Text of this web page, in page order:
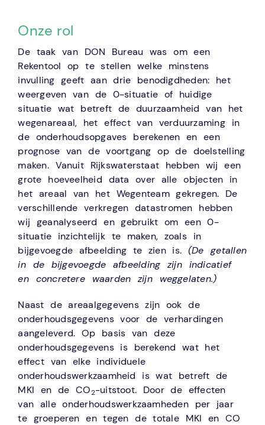
Onze rol
De taak van DON Bureau was om een
Rekentool op te stellen welke minstens
invulling geeft aan drie benodigdheden: het
weergeven van de 0-situatie of huidige
situatie wat betreft de duurzaamheid van het
wegenareaal, het effect van verduurzaming in
de onderhoudsopgaves berekenen en een
prognose van de voortgang op de doelstelling
maken. Vanuit Rijkswaterstaat hebben wij een
grote hoeveelheid data over alle objecten in
het areaal van het Wegenteam gekregen. De
verschillende verkregen datastromen hebben
wij geanalyseerd en gebruikt om een 0-
situatie inzichtelijk te maken, zoals in
bijgevoegde afbeelding te zien is. (De getallen
in de bijgevoegde afbeelding zijn indicatief
en concretere waarden zijn weggelaten.)
Naast de areaalgegevens zijn ook de
onderhoudsgegevens voor de verhardingen
aangeleverd. Op basis van deze
onderhoudsgegevens is berekend wat het
effect van elke individuele
onderhoudswerkzaamheid is wat betreft de
MKI en de CO2-uitstoot. Door de effecten
van alle onderhoudswerkzaamheden per jaar
te groeperen en tegen de totale MKI en CO­